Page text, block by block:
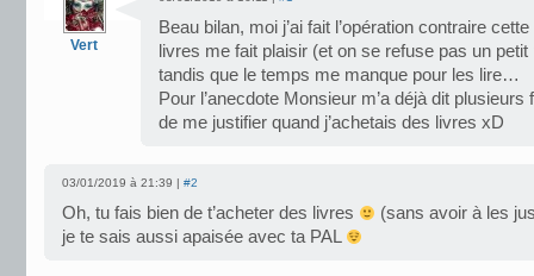
Vert
Beau bilan, moi j’ai fait l’opération contraire
livres me fait plaisir (et on se refuse pas un
tandis que le temps me manque pour les lire…
Pour l’anecdote Monsieur m’a déjà dit plusieurs
de me justifier quand j’achetais des livres xD
03/01/2019 à 21:39 | #2
Oh, tu fais bien de t’acheter des livres
(sans avoir à les
je te sais aussi apaisée avec ta PAL